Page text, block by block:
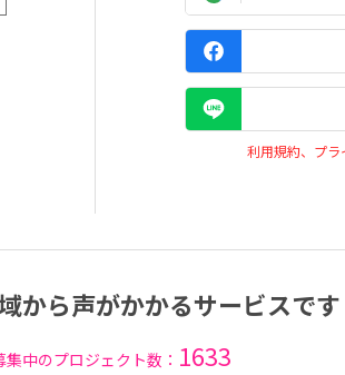
利用規約、プ
から声がかかるサービスです
集中のプロジェクト数： 1633